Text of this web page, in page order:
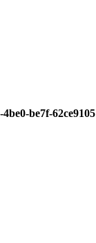
4be0-be7f-